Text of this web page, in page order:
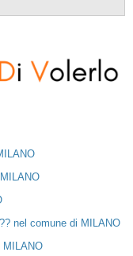
nel comune di MILANO
MILANO